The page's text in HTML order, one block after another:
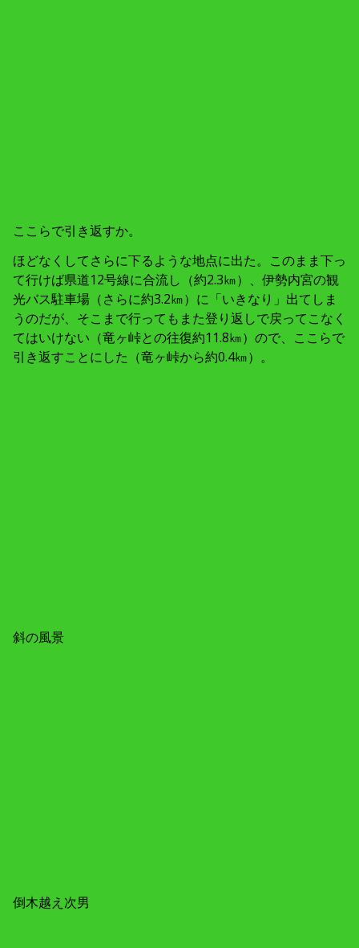
ここらで引き返すか。
ほどなくしてさらに下るような地点に出た。このまま下っ
て行けば県道12号線に合流し（約2.3㎞）、伊勢内宮の観
光バス駐車場（さらに約3.2㎞）に「いきなり」出てしま
うのだが、そこまで行ってもまた登り返しで戻ってこなく
てはいけない（竜ヶ峠との往復約11.8㎞）ので、ここらで
引き返すことにした（竜ヶ峠から約0.4㎞）。
斜の風景
倒木越え次男